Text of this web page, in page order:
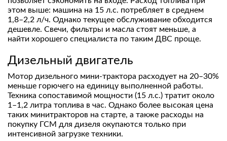
этом выше: машина на 15 л.с. потребляет в среднем
1,8–2,2 л/ч. Однако текущее обслуживание обходится
дешевле. Свечи, фильтры и масла стоят меньше, а
найти хорошего специалиста по таким ДВС проще.
Дизельный двигатель
Мотор дизельного мини-трактора расходует на 20–30%
меньше горючего на единицу выполненной работы.
Техника сопоставимой мощности (15 л.с.) тратит около
1–1,2 литра топлива в час. Однако более высокая цена
таких минитракторов на старте, а также расходы на
покупку ГСМ для дизеля окупаются только при
интенсивной загрузке техники.